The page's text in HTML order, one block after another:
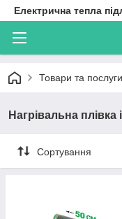
Електрична тепла
Товари та послуги
Нагрівальна
Сортування